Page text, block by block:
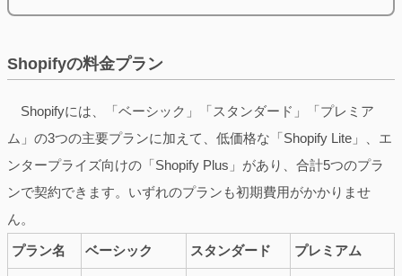
Shopifyの料金プラン
Shopifyには、「ベーシック」「スタンダード」「プレミア
ム」の3つの主要プランに加えて、低価格な「Shopify Lite」、エ
ンタープライズ向けの「Shopify Plus」があり、合計5つのプラ
ンで契約できます。いずれのプランも初期費用がかかりませ
ん。
プラン名 ベーシック スタンダード プレミアム